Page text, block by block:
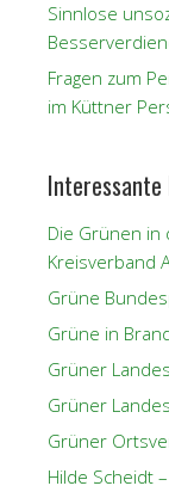
Sinnlose
Fragen zum
im Küttner
Interessante
Die Grünen in
Kreisverband
Grüne
Grüne in
Grüner
Grüner
Grüner
Hilde Scheidt